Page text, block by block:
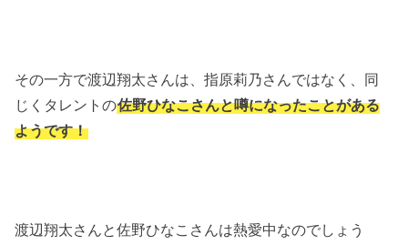
その一方で渡辺翔太さんは、指原莉乃さんではなく、同
じくタレントの佐野ひなこさんと噂になったことがある
ようです！
渡辺翔太さんと佐野ひなこさんは熱愛中なのでしょう